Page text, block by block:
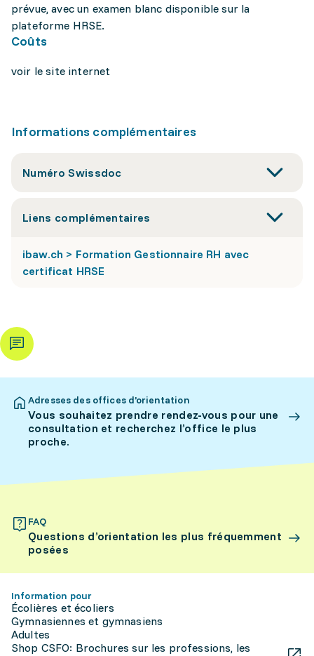
prévue, avec un examen blanc disponible sur la
plateforme HRSE.
Coûts
voir le site internet
Informations complémentaires
Numéro Swissdoc
Liens complémentaires
ibaw.ch > Formation Gestionnaire RH avec
certificat HRSE
Adresses des offices d’orientation
Vous souhaitez prendre rendez-vous pour une
consultation et recherchez l’office le plus
proche.
FAQ
Questions d’orientation les plus fréquemment
posées
Information pour
Écolières et écoliers
Gymnasiennes et gymnasiens
Adultes
Shop CSFO: Brochures sur les professions, les